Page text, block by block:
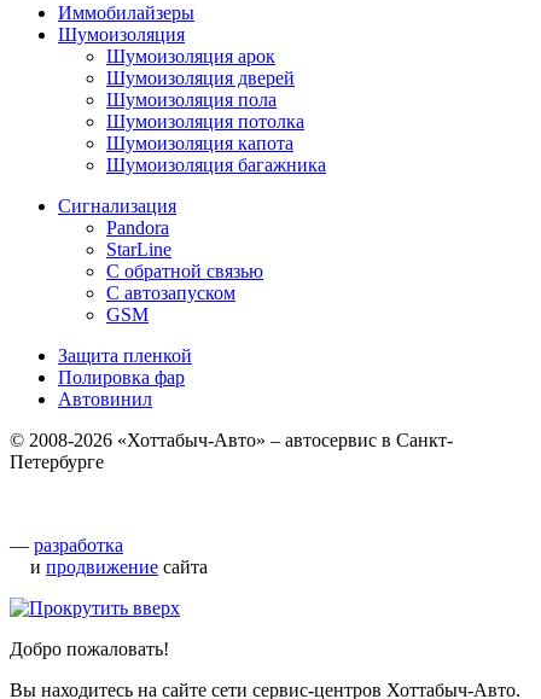
Иммобилайзеры
Шумоизоляция
Шумоизоляция арок
Шумоизоляция дверей
Шумоизоляция пола
Шумоизоляция потолка
Шумоизоляция капота
Шумоизоляция багажника
Сигнализация
Pandora
StarLine
С обратной связью
С автозапуском
GSM
Защита пленкой
Полировка фар
Автовинил
© 2008-2026 «Хоттабыч-Авто» – автосервис в Санкт-
Петербурге
— разработка
и продвижение сайта
Добро пожаловать!
Вы находитесь на сайте сети сервис-центров Хоттабыч-Авто.